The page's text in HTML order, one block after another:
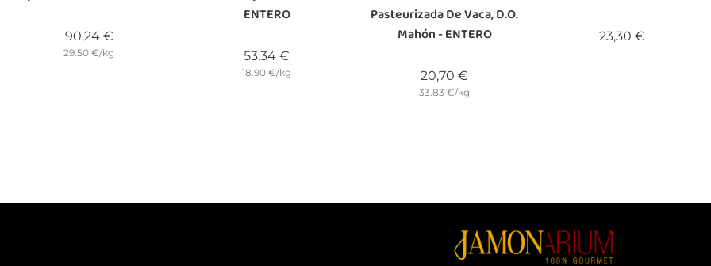
90,24 €Precio
29.50 €/kg
ENTERO
53,34 €
18.90 €/kg
Pasteurizada De Vaca, D.O.
Mahón - ENTERO
20,70 €
33.83 €/kg
23,30 €